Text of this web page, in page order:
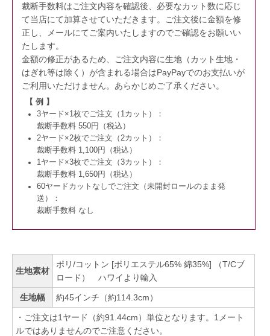
裁断手数料はご注文内容を確認後、必要なカット数に応じ
て当店にて加算させていただきます。
ご注文後に金額を修
正し、メールにてご案内いたしますのでご確認をお願いい
たします。
金額の修正があるため、ご注文内容に生地（カット生地・
はぎれ等は除く）が含まれる場合はPayPayでのお支払いが
ご利用いただけません。 あらかじめご了承ください。
【 例 】
3ヤード×1枚でご注文（1カット）：
裁断手数料 550円（税込）
2ヤード×2枚でご注文（2カット）：
裁断手数料 1,100円（税込）
1ヤード×3枚でご注文（3カット）：
裁断手数料 1,650円（税込）
60ヤードカットなしでご注文（未開封ロールのまま発
送）：
裁断手数料 なし
生地素材
ポリ/コットン [ポリエステル65% 綿35%] （T/Cブ
ロード） ハワイより輸入
生地幅 約45インチ（約114.3cm）
・ご注文は1ヤード（約91.44cm）単位となります。1メート
ルではありませんのでご注意ください。